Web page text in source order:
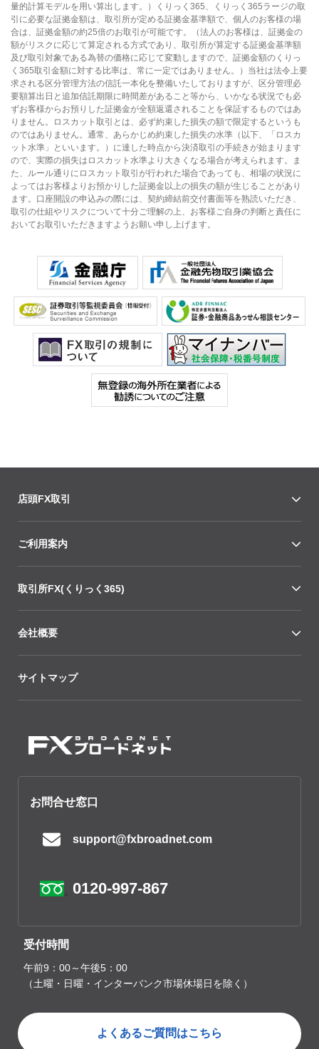
量的計算モデルを用い算出します。）くりっく365、くりっく365ラージの取
引に必要な証拠金額は、取引所が定める証拠金基準額で、個人のお客様の場
合は、証拠金額の約25倍のお取引が可能です。（法人のお客様は、証拠金の
額がリスクに応じて算定される方式であり、取引所が算定する証拠金基準額
及び取引対象である為替の価格に応じて変動しますので、証拠金額のくりっ
く365取引金額に対する比率は、常に一定ではありません。）当社は法令上要
求される区分管理方法の信託一本化を整備いたしておりますが、区分管理必
要額算出日と追加信託期限に時間差があること等から、いかなる状況でも必
ずお客様からお預りした証拠金が全額返還されることを保証するものではあ
りません。ロスカット取引とは、必ず約束した損失の額で限定するというも
のではありません。通常、あらかじめ約束した損失の水準（以下、「ロスカ
ット水準」といいます。）に達した時点から決済取引の手続きが始まります
ので、実際の損失はロスカット水準より大きくなる場合が考えられます。ま
た、ルール通りにロスカット取引が行われた場合であっても、相場の状況に
よってはお客様よりお預かりした証拠金以上の損失の額が生じることがあり
ます。口座開設の申込みの際には、契約締結前交付書面等を熟読いただき、
取引の仕組やリスクについて十分ご理解の上、お客様ご自身の判断と責任に
おいてお取引いただきますようお願い申し上げます。
店頭FX取引
ご利用案内
取引所FX(くりっく365)
会社概要
サイトマップ
お問合せ窓口
support@fxbroadnet.com
0120-997-867
受付時間
午前9：00～午後5：00
（土曜・日曜・インターバンク市場休場日を除く）
よくあるご質問はこちら